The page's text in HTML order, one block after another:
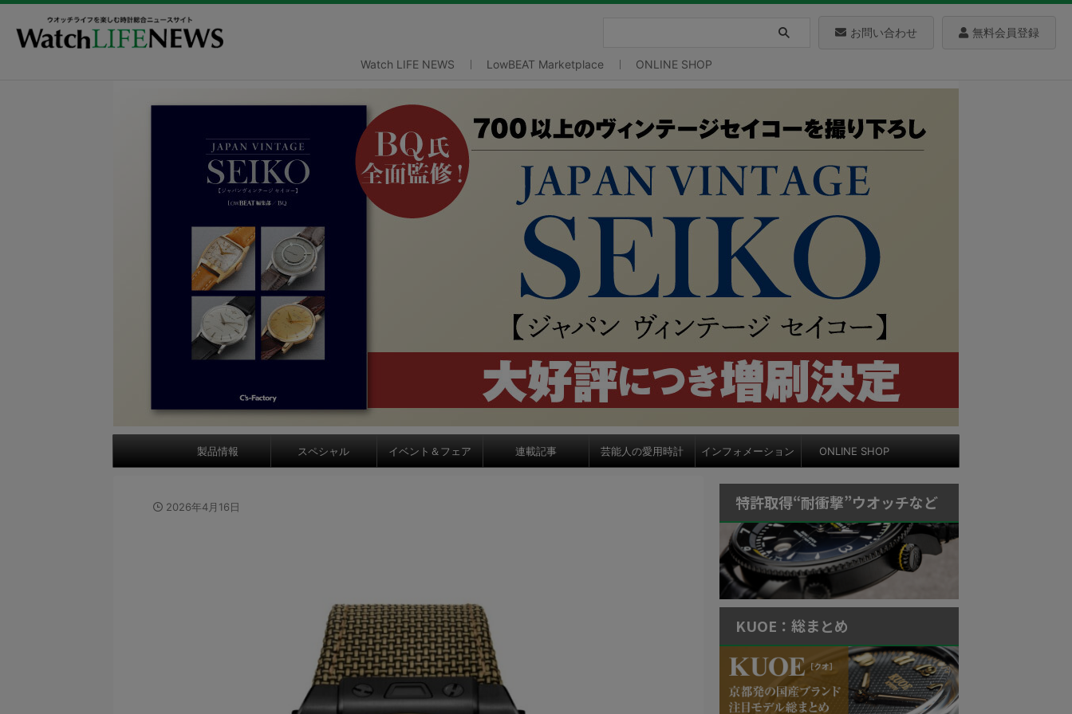
お問い合わせ 無料会員登録
Watch LIFE NEWS LowBEAT Marketplace ONLINE SHOP
製品情報 スペシャル イベント＆フェア 連載記事 芸能人の愛用時計 インフォメーション ONLINE SHOP
2026年4月16日 特許取得“耐衝撃”ウオッチなど
KUOE：総まとめ